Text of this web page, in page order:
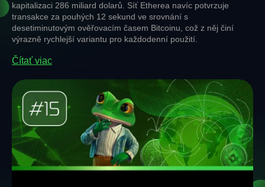
kapitalizaci 286 miliard dolarů. Síť Etherea navíc potvrzuje
transakce za pouhých 12 sekund ve srovnání s
desetiminutovým ověřovacím časem Bitcoinu, což z něj činí
výrazně rychlejší variantu pro každodenní použití.
Čítať viac